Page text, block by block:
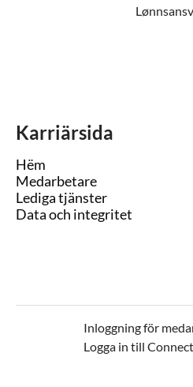
Karriärsida
Hëm
Medarbetare
Lediga tjänster
Data och integritet
Inloggning för
Logga in till Connect